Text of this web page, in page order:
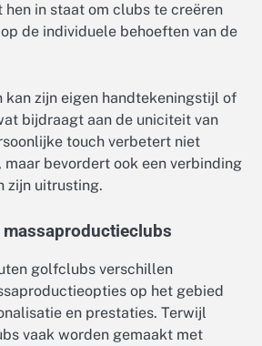
in staat om clubs te creëren
de individuele behoeften van de
kan zijn eigen handtekeningstijl of
bijdraagt aan de uniciteit van
touch verbetert niet
bevordert ook een verbinding
zijn uitrusting.
golfclubs verschillen
op het gebied
en prestaties. Terwijl
vaak worden gemaakt met